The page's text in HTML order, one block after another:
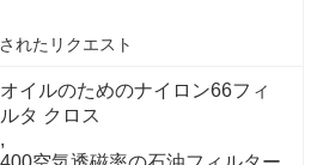
れたリクエスト
オイルのためのナイロン66フィ
ルタ クロス
,